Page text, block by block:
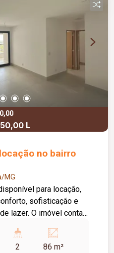
praticidade para toda
L
no bairro
MG
para locação,
sofisticação e
lazer. O imóvel conta
possuem armários sob
no dia a dia.
2 86 m²